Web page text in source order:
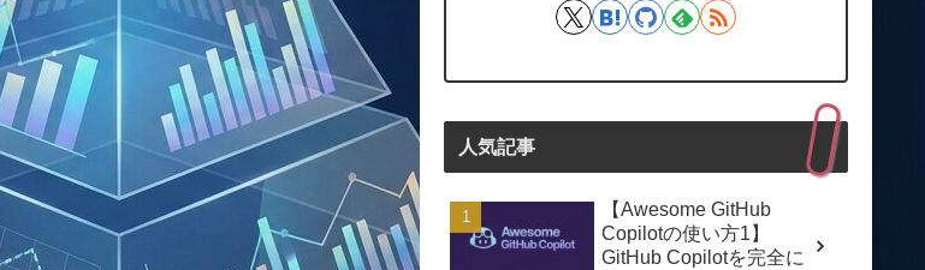
人気記事
【Awesome GitHub
Copilotの使い方1】
GitHub Copilotを完全に